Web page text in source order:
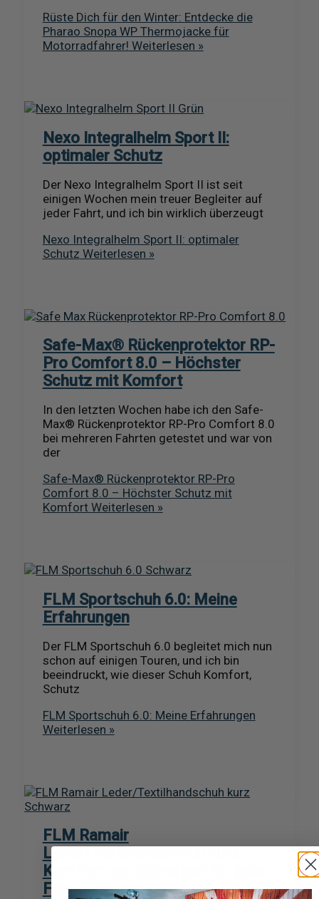
Rüste Dich für den Winter: Entdecke die
Pharao Snopa WP Thermojacke für
Motorradfahrer! Weiterlesen »
Nexo Integralhelm Sport II:
optimaler Schutz
Der Nexo Integralhelm Sport II ist seit
einigen Wochen mein treuer Begleiter auf
jeder Fahrt, und ich bin wirklich überzeugt
Nexo Integralhelm Sport II: optimaler
Schutz Weiterlesen »
Safe-Max® Rückenprotektor RP-
Pro Comfort 8.0 – Höchster
Schutz mit Komfort
In den letzten Wochen habe ich den Safe-
Max® Rückenprotektor RP-Pro Comfort 8.0
bei mehreren Fahrten getestet und war von
der
Safe-Max® Rückenprotektor RP-Pro
Comfort 8.0 – Höchster Schutz mit
Komfort Weiterlesen »
FLM Sportschuh 6.0: Meine
Erfahrungen
Der FLM Sportschuh 6.0 begleitet mich nun
schon auf einigen Touren, und ich bin
beeindruckt, wie dieser Schuh Komfort,
Schutz
FLM Sportschuh 6.0: Meine Erfahrungen
Weiterlesen »
FLM Ramair
Leder/Textilhandschuh kurz –
Komfort und Sicherheit für jede
Fahrt